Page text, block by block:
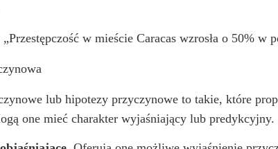
„Przestępczość w mieście Caracas wzrosła o 50% w
lub hipotezy przyczynowe to takie, które
one mieć charakter wyjaśniający lub predykcyjny.